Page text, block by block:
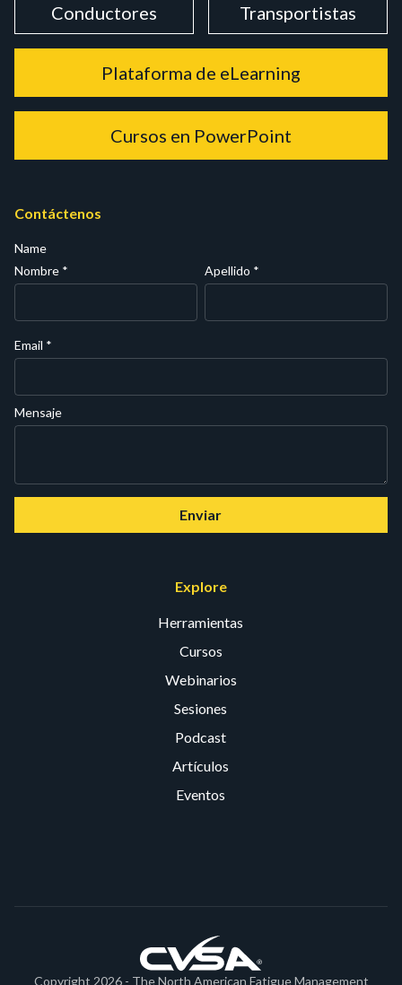
Conductores Transportistas
Plataforma de eLearning
Cursos en PowerPoint
Contáctenos
Name
Nombre * Apellido *
Email *
Mensaje
Enviar
Explore
Herramientas
Cursos
Webinarios
Sesiones
Podcast
Artículos
Eventos
Copyright 2026 - The North American Fatigue Management